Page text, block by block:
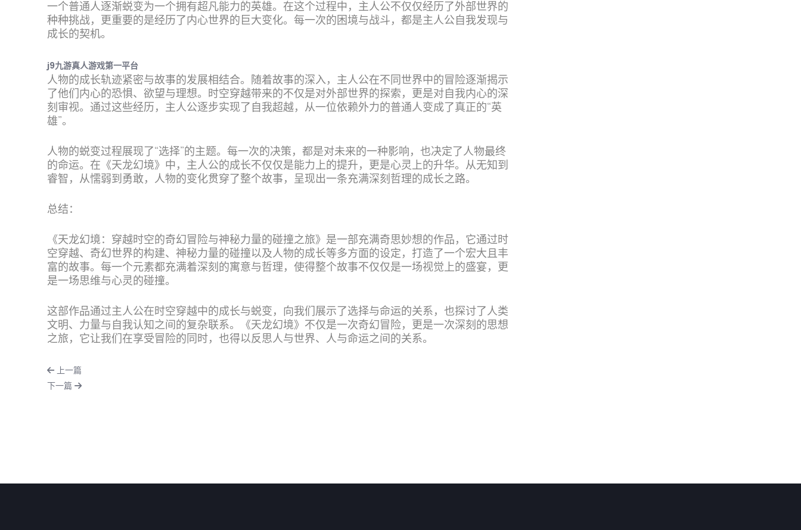
一个普通人逐渐蜕变为一个拥有超凡能力的英雄。在这个过程中，主人公不仅仅经历了外部世界的
种种挑战，更重要的是经历了内心世界的巨大变化。每一次的困境与战斗，都是主人公自我发现与
成长的契机。
j9九游真人游戏第一平台
人物的成长轨迹紧密与故事的发展相结合。随着故事的深入，主人公在不同世界中的冒险逐渐揭示
了他们内心的恐惧、欲望与理想。时空穿越带来的不仅是对外部世界的探索，更是对自我内心的深
刻审视。通过这些经历，主人公逐步实现了自我超越，从一位依赖外力的普通人变成了真正的“英
雄”。
人物的蜕变过程展现了“选择”的主题。每一次的决策，都是对未来的一种影响，也决定了人物最终
的命运。在《天龙幻境》中，主人公的成长不仅仅是能力上的提升，更是心灵上的升华。从无知到
睿智，从懦弱到勇敢，人物的变化贯穿了整个故事，呈现出一条充满深刻哲理的成长之路。
总结：
《天龙幻境：穿越时空的奇幻冒险与神秘力量的碰撞之旅》是一部充满奇思妙想的作品，它通过时
空穿越、奇幻世界的构建、神秘力量的碰撞以及人物的成长等多方面的设定，打造了一个宏大且丰
富的故事。每一个元素都充满着深刻的寓意与哲理，使得整个故事不仅仅是一场视觉上的盛宴，更
是一场思维与心灵的碰撞。
这部作品通过主人公在时空穿越中的成长与蜕变，向我们展示了选择与命运的关系，也探讨了人类
文明、力量与自我认知之间的复杂联系。《天龙幻境》不仅是一次奇幻冒险，更是一次深刻的思想
之旅，它让我们在享受冒险的同时，也得以反思人与世界、人与命运之间的关系。
上一篇
下一篇